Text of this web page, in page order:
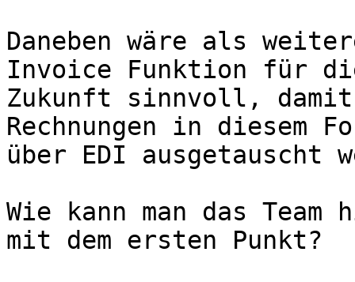
Daneben wäre als
Invoice Funktion für
Zukunft sinnvoll,
Rechnungen in diesem
über EDI ausgetauscht
Wie kann man das
mit dem ersten Punkt?